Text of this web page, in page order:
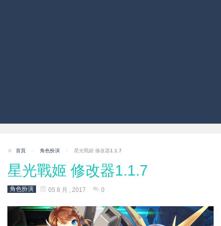
首頁 / 角色扮演 / 星光戰姬 修改器1.1.7
星光戰姬 修改器1.1.7
角色扮演 05 8 月 , 2017 0